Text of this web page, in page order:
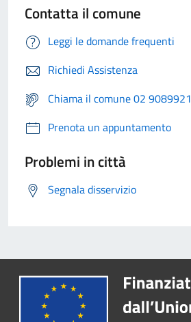
Contatta il comune
Leggi le domande frequenti
Richiedi Assistenza
Chiama il comune 02 9089921
Prenota un appuntamento
Problemi in città
Segnala disservizio